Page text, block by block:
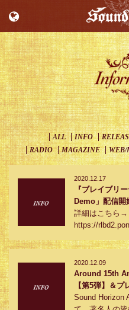
ALL INFO
RADIO
MAGAZINE WEB/
2020.12.17
『ブレイブリ
Demo」配信開
詳細はこちら
https://
2020.12.09
Around 15th
【第5弾】＆プ
Sound Horizon